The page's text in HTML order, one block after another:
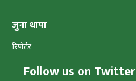
जुना थापा
रिपोर्टर
Follow us on Twitter